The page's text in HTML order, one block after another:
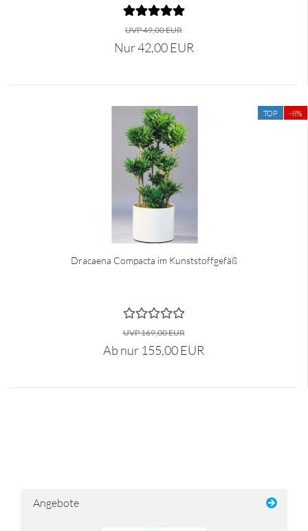
UVP 49,00 EUR
Nur 42,00 EUR
TOP -8%
Dracaena Compacta im Kunststoffgefäß
UVP 169,00 EUR
Ab nur 155,00 EUR
Angebote